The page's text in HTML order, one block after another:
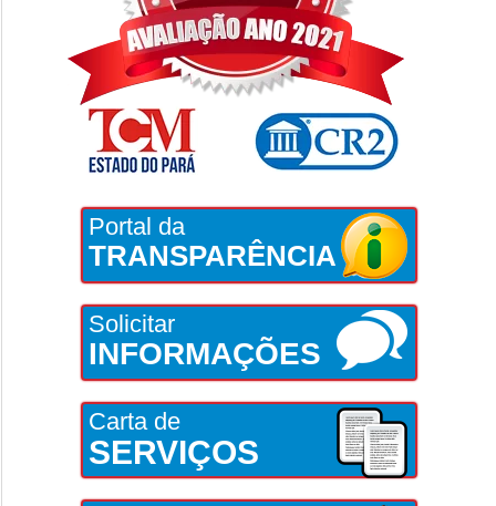
Portal da
TRANSPARÊNCIA
Solicitar
INFORMAÇÕES
Carta de
SERVIÇOS